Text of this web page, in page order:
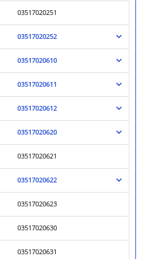
03517020251
03517020252
03517020610
03517020611
03517020612
03517020620
03517020621
03517020622
03517020623
03517020630
03517020631